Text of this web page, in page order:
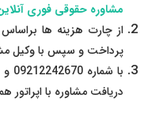
مشاوره حقوقی فوری
از چارت هزینه ها
پرداخت و سپس با وکیل
دریافت مشاوره با اپراتور